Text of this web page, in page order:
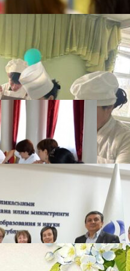
ПРЕЗИДЕНТ САДЫР
МАМЛЕКЕТТЕРДИН
МЕНЕН ЖОЛУГУШТУ
07.08.2026
ЖОЖДОРГО КАБЫЛ
БАШТАЛДЫ
27.07.2026
ӨЗҮҢДҮН КЕЛЕЧЕГИҢ
20.07.2026
ЖОЖДОРГО КАБЫЛ
20.07.2026
СУЗАКТА 750 ОРУНДУУ
ПАЙДАЛАНУУГА БЕРИЛЕТ
07.08.2025